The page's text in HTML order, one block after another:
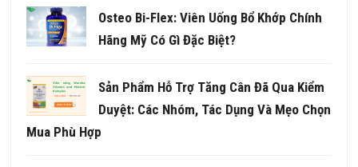
Osteo Bi-Flex: Viên Uống Bổ Khớp Chính
Hãng Mỹ Có Gì Đặc Biệt?
Sản Phẩm Hỗ Trợ Tăng Cân Đã Qua Kiểm
Duyệt: Các Nhóm, Tác Dụng Và Mẹo Chọn
Mua Phù Hợp